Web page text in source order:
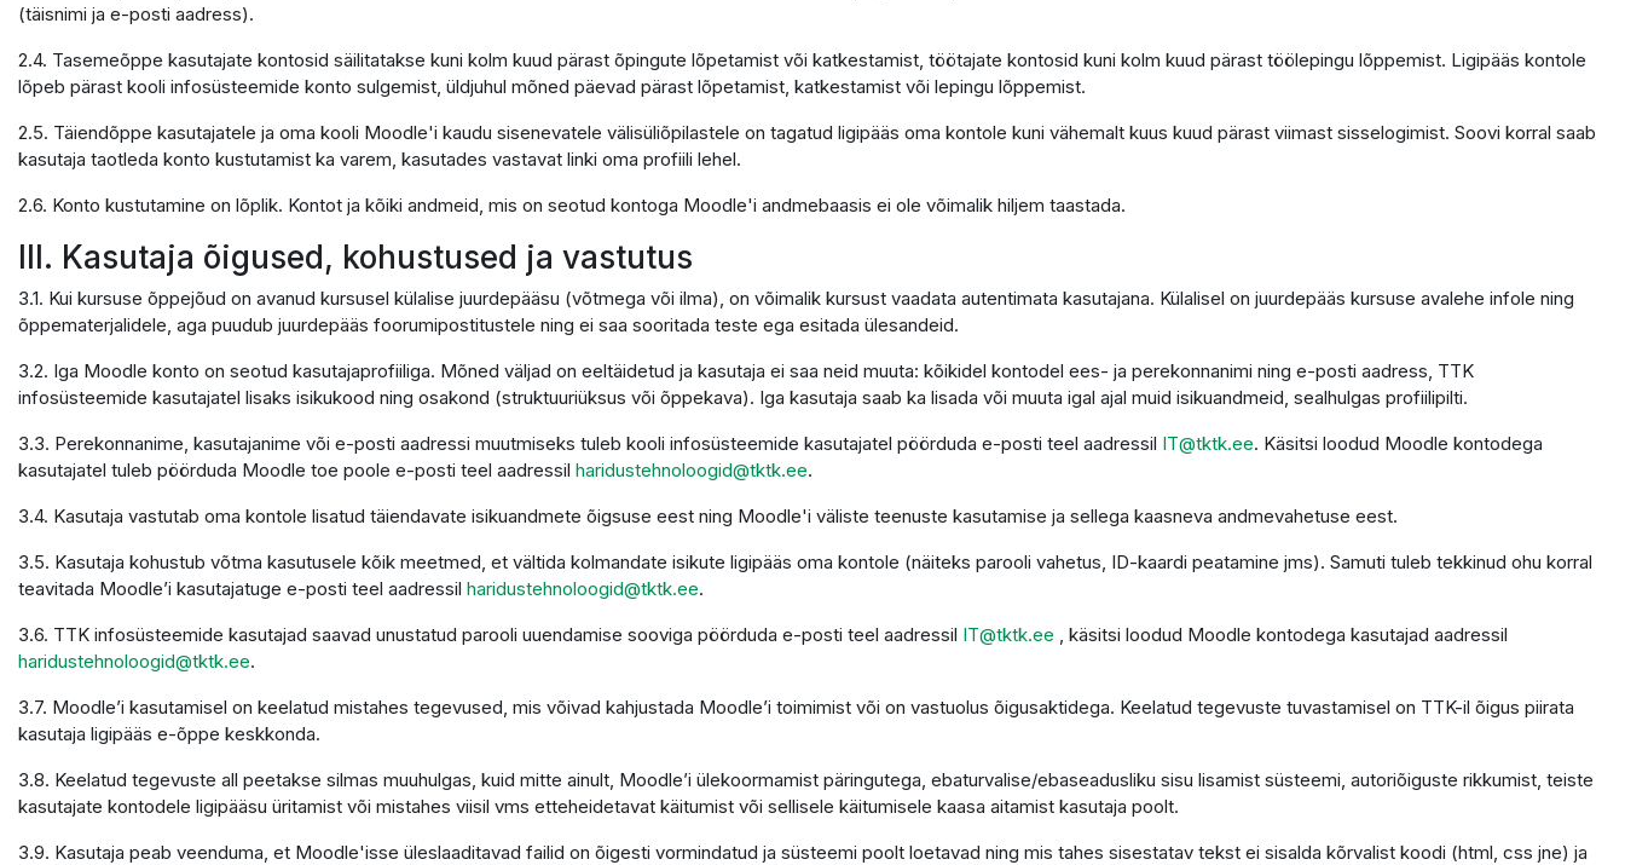
(täisnimi ja e-posti aadress).
2.4. Tasemeõppe kasutajate kontosid säilitatakse kuni kolm kuud pärast õpingute lõpetamist või katkestamist, töötajate kontosid kuni kolm kuud pärast töölepingu lõppemist. Ligipääs kontole
lõpeb pärast kooli infosüsteemide konto sulgemist, üldjuhul mõned päevad pärast lõpetamist, katkestamist või lepingu lõppemist.
2.5. Täiendõppe kasutajatele ja oma kooli Moodle'i kaudu sisenevatele välisüliõpilastele on tagatud ligipääs oma kontole kuni vähemalt kuus kuud pärast viimast sisselogimist. Soovi korral saab
kasutaja taotleda konto kustutamist ka varem, kasutades vastavat linki oma profiili lehel.
2.6. Konto kustutamine on lõplik. Kontot ja kõiki andmeid, mis on seotud kontoga Moodle'i andmebaasis ei ole võimalik hiljem taastada.
III. Kasutaja õigused, kohustused ja vastutus
3.1. Kui kursuse õppejõud on avanud kursusel külalise juurdepääsu (võtmega või ilma), on võimalik kursust vaadata autentimata kasutajana. Külalisel on juurdepääs kursuse avalehe infole ning
õppematerjalidele, aga puudub juurdepääs foorumipostitustele ning ei saa sooritada teste ega esitada ülesandeid.
3.2. Iga Moodle konto on seotud kasutajaprofiiliga. Mõned väljad on eeltäidetud ja kasutaja ei saa neid muuta: kõikidel kontodel ees- ja perekonnanimi ning e-posti aadress, TTK
infosüsteemide kasutajatel lisaks isikukood ning osakond (struktuuriüksus või õppekava). Iga kasutaja saab ka lisada või muuta igal ajal muid isikuandmeid, sealhulgas profiilipilti.
3.3. Perekonnanime, kasutajanime või e-posti aadressi muutmiseks tuleb kooli infosüsteemide kasutajatel pöörduda e-posti teel aadressil IT@tktk.ee. Käsitsi loodud Moodle kontodega
kasutajatel tuleb pöörduda Moodle toe poole e-posti teel aadressil haridustehnoloogid@tktk.ee.
3.4. Kasutaja vastutab oma kontole lisatud täiendavate isikuandmete õigsuse eest ning Moodle'i väliste teenuste kasutamise ja sellega kaasneva andmevahetuse eest.
3.5. Kasutaja kohustub võtma kasutusele kõik meetmed, et vältida kolmandate isikute ligipääs oma kontole (näiteks parooli vahetus, ID-kaardi peatamine jms). Samuti tuleb tekkinud ohu korral
teavitada Moodle’i kasutajatuge e-posti teel aadressil haridustehnoloogid@tktk.ee.
3.6. TTK infosüsteemide kasutajad saavad unustatud parooli uuendamise sooviga pöörduda e-posti teel aadressil IT@tktk.ee , käsitsi loodud Moodle kontodega kasutajad aadressil
haridustehnoloogid@tktk.ee.
3.7. Moodle’i kasutamisel on keelatud mistahes tegevused, mis võivad kahjustada Moodle’i toimimist või on vastuolus õigusaktidega. Keelatud tegevuste tuvastamisel on TTK-il õigus piirata
kasutaja ligipääs e-õppe keskkonda.
3.8. Keelatud tegevuste all peetakse silmas muuhulgas, kuid mitte ainult, Moodle’i ülekoormamist päringutega, ebaturvalise/ebaseadusliku sisu lisamist süsteemi, autoriõiguste rikkumist, teiste
kasutajate kontodele ligipääsu üritamist või mistahes viisil vms etteheidetavat käitumist või sellisele käitumisele kaasa aitamist kasutaja poolt.
3.9. Kasutaja peab veenduma, et Moodle'isse üleslaaditavad failid on õigesti vormindatud ja süsteemi poolt loetavad ning mis tahes sisestatav tekst ei sisalda kõrvalist koodi (html, css jne) ja